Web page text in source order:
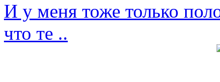
И у меня тоже только
что те ..